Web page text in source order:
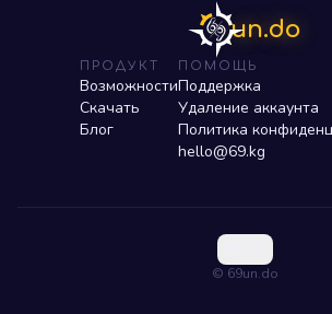
un.do
ПРОДУКТ
Возможности
Скачать
Блог
ПОМОЩЬ
Поддержка
Удаление аккаунта
Политика
hello@69.kg
© 69un.do